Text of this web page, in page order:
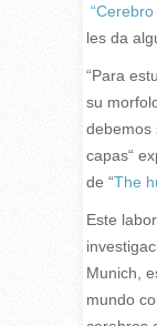
les da
“Para
su
debemos
capas“
de “The
Este
Munich,
mundo